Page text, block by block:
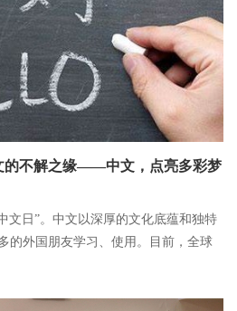
的不解之缘——中文，点亮多彩梦
文日”。中文以深厚的文化底蕴和独特
的外国朋友学习、使用。目前，全球